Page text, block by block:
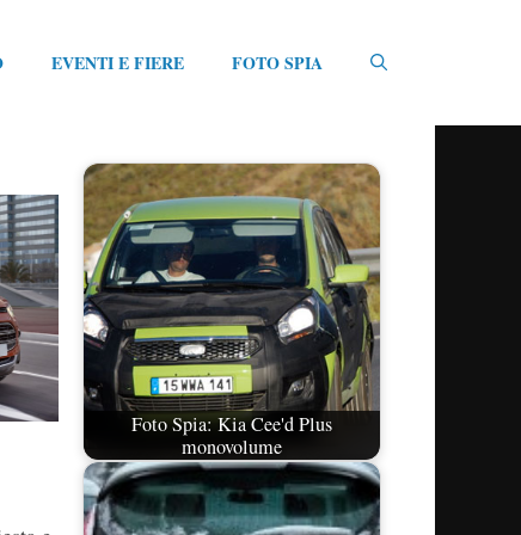
EVENTI E FIERE FOTO SPIA
Foto Spia: Kia Cee'd Plus
monovolume